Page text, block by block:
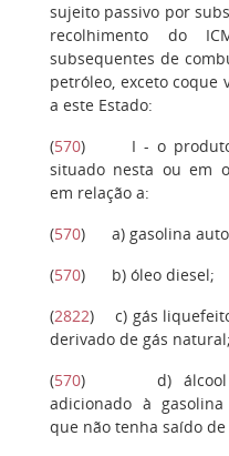
sujeito passivo por
recolhimento do
subsequentes de
petróleo, exceto coque
a este Estado:
(570) I - o
situado nesta ou em
em relação a:
(570) a) gasolina
(570) b) óleo diesel;
(2822) c)gás
derivado de gás natural;
(570)d)
adicionado à
que não tenha saído